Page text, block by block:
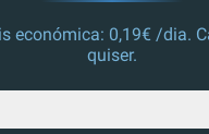
económica: 0,19€ /dia.
quiser.